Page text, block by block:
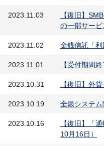
2023.11.03
【復旧】
の一部サー
2023.11.02 金銭信託「
2023.11.01 【受付期間
2023.10.31 【復旧】外
2023.10.19 全銀システ
2023.10.16
【復旧】「
10月16日）